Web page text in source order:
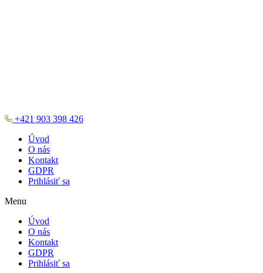
+421 903 398 426
Úvod
O nás
Kontakt
GDPR
Prihlásiť sa
Menu
Úvod
O nás
Kontakt
GDPR
Prihlásiť sa